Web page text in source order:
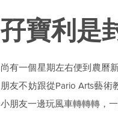
孖寶利是
尚有一個星期左右便到農曆
朋友不妨跟從Pario Arts藝術
小朋友一邊玩風車轉轉轉，